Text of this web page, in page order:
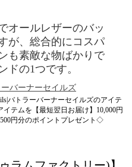
オールレザーのバッ
が、総合的にコスパ
も素敵な物ばかりで
ドの1つです。
ーバーナーセイルズ
バトラーバーナーセイルズのアイテ
テムを【最短翌日お届け】10,000円
円分のポイントプレゼント◇